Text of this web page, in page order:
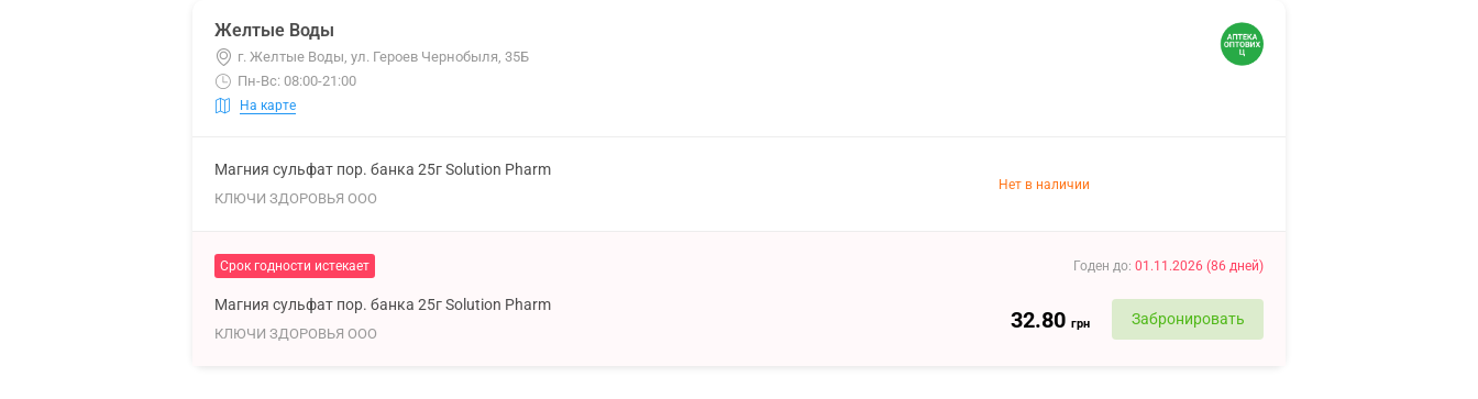
Желтые Воды
г. Желтые Воды, ул. Героев Чернобыля, 35Б
Пн-Вс: 08:00-21:00
На карте
Магния сульфат пор. банка 25г Solution Pharm
КЛЮЧИ ЗДОРОВЬЯ ООО
Нет в наличии
Срок годности истекает Годен до: 01.11.2026 (86 дней)
Магния сульфат пор. банка 25г Solution Pharm
КЛЮЧИ ЗДОРОВЬЯ ООО
32.80 грн Забронировать